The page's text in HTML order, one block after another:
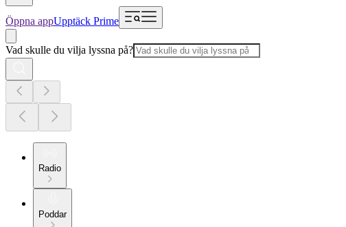
Öppna appUpptäck Prime
Vad skulle du vilja lyssna på?
Radio
Poddar